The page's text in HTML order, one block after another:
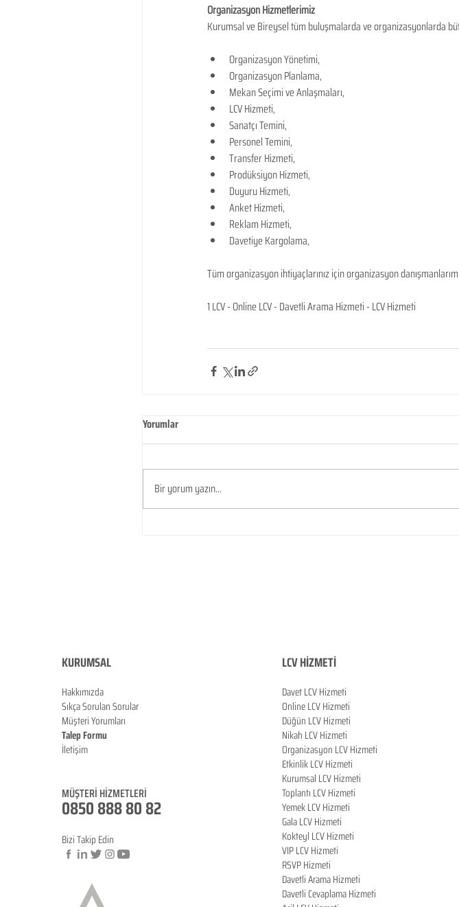
Organizasyon Hizmetlerimiz
Kurumsal ve Bireysel tüm buluşmalarda ve organizasyonlarda
Organizasyon Yönetimi,
Organizasyon Planlama,
Mekan Seçimi ve Anlaşmaları,
LCV Hizmeti,
Sanatçı Temini,
Personel Temini,
Transfer Hizmeti,
Prodüksiyon Hizmeti,
Duyuru Hizmeti,
Anket Hizmeti,
Reklam Hizmeti,
Davetiye Kargolama,
Tüm organizasyon ihtiyaçlarınız için organizasyon
1 LCV - Online LCV - Davetli Arama Hizmeti - LCV Hizmeti
Yorumlar
Bir yorum yazın...
KURUMSAL
Hakkımızda
Sıkça Sorulan Sorular
Müşteri Yorumları
Talep Formu
İletişim
MÜŞTERİ HİZMETLERİ
0850 888 80 82
Bizi Takip Edin
© Copyright
LCV HİZMETİ
Davet LCV Hizmeti
Online LCV Hizmeti
Düğün LCV Hizmeti
Nikah LCV Hizmeti
Organizasyon LCV Hizmeti
Etkinlik LCV Hizmeti
Kurumsal LCV Hizmeti
Toplantı LCV Hizmeti
Yemek LCV Hizmeti
Gala LCV Hizmeti
Kokteyl LCV Hizmeti
VIP LCV Hizmeti
RSVP Hizmeti
Davetli Arama Hizmeti
Davetli Cevaplama Hizmeti